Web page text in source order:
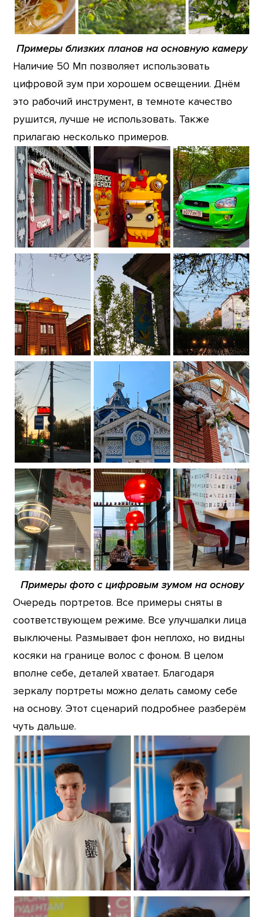
Примеры близких планов на основную камеру
Наличие 50 Мп позволяет использовать
цифровой зум при хорошем освещении. Днём
это рабочий инструмент, в темноте качество
рушится, лучше не использовать. Также
прилагаю несколько примеров.
Примеры фото с цифровым зумом на основу
Очередь портретов. Все примеры сняты в
соответствующем режиме. Все улучшалки лица
выключены. Размывает фон неплохо, но видны
косяки на границе волос с фоном. В целом
вполне себе, деталей хватает. Благодаря
зеркалу портреты можно делать самому себе
на основу. Этот сценарий подробнее разберём
чуть дальше.